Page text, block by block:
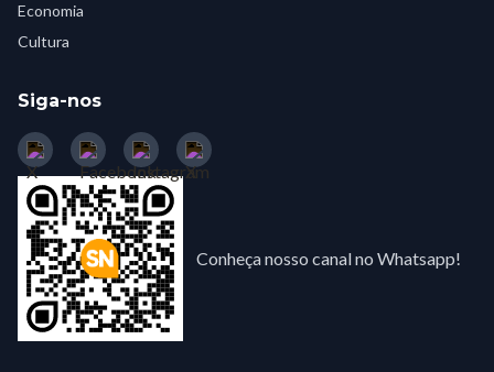
Economia
Cultura
Siga-nos
Conheça nosso canal no Whatsapp!